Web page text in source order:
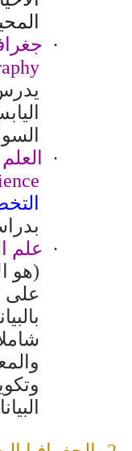
·
·
·
علم
(هو
على